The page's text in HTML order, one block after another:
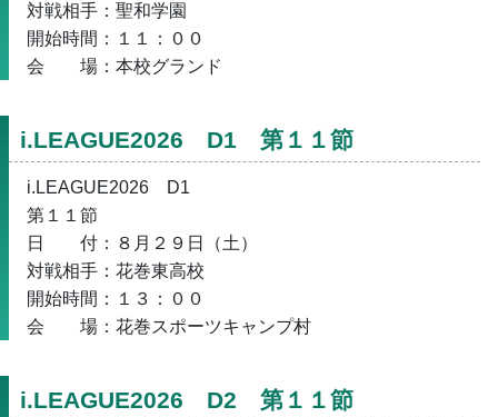
対戦相手：聖和学園
開始時間：１１：００
会　　場：本校グランド
i.LEAGUE2026　D1　第１１節
i.LEAGUE2026　D1
第１１節
日　　付：８月２９日（土）
対戦相手：花巻東高校
開始時間：１３：００
会　　場：花巻スポーツキャンプ村
i.LEAGUE2026　D2　第１１節